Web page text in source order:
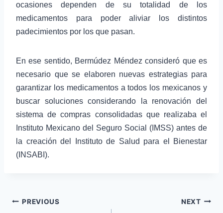
ocasiones dependen de su totalidad de los
medicamentos para poder aliviar los distintos
padecimientos por los que pasan.
En ese sentido, Bermúdez Méndez consideró que es
necesario que se elaboren nuevas estrategias para
garantizar los medicamentos a todos los mexicanos y
buscar soluciones considerando la renovación del
sistema de compras consolidadas que realizaba el
Instituto Mexicano del Seguro Social (IMSS) antes de
la creación del Instituto de Salud para el Bienestar
(INSABI).
PREVIOUS NEXT